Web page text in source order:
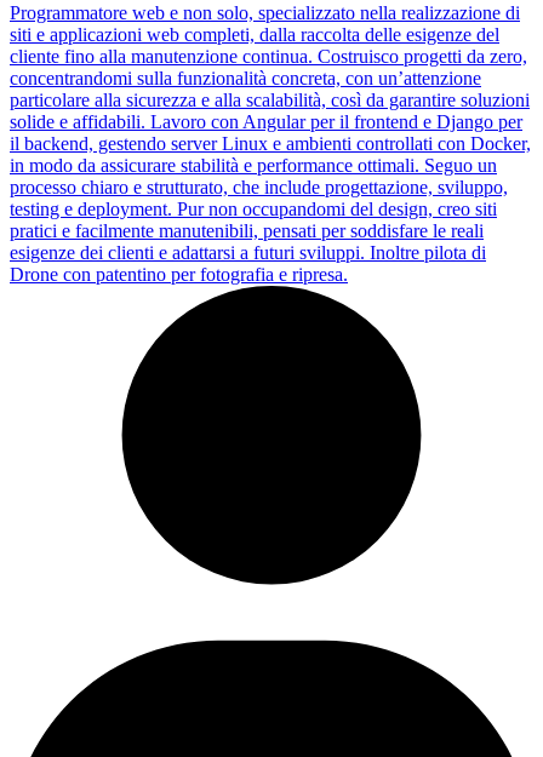
Programmatore web e non solo, specializzato nella realizzazione di
siti e applicazioni web completi, dalla raccolta delle esigenze del
cliente fino alla manutenzione continua. Costruisco progetti da zero,
concentrandomi sulla funzionalità concreta, con un’attenzione
particolare alla sicurezza e alla scalabilità, così da garantire soluzioni
solide e affidabili. Lavoro con Angular per il frontend e Django per
il backend, gestendo server Linux e ambienti controllati con Docker,
in modo da assicurare stabilità e performance ottimali. Seguo un
processo chiaro e strutturato, che include progettazione, sviluppo,
testing e deployment. Pur non occupandomi del design, creo siti
pratici e facilmente manutenibili, pensati per soddisfare le reali
esigenze dei clienti e adattarsi a futuri sviluppi. Inoltre pilota di
Drone con patentino per fotografia e ripresa.